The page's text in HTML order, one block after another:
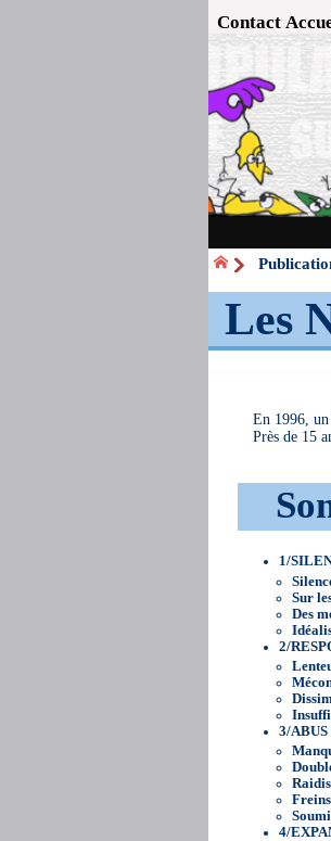
Contact
Les
En 1996, un
Près de 15
1/
Sur
Des
2/
3/
4/